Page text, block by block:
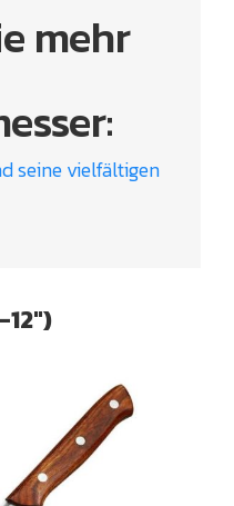
mehr
seine vielfältigen